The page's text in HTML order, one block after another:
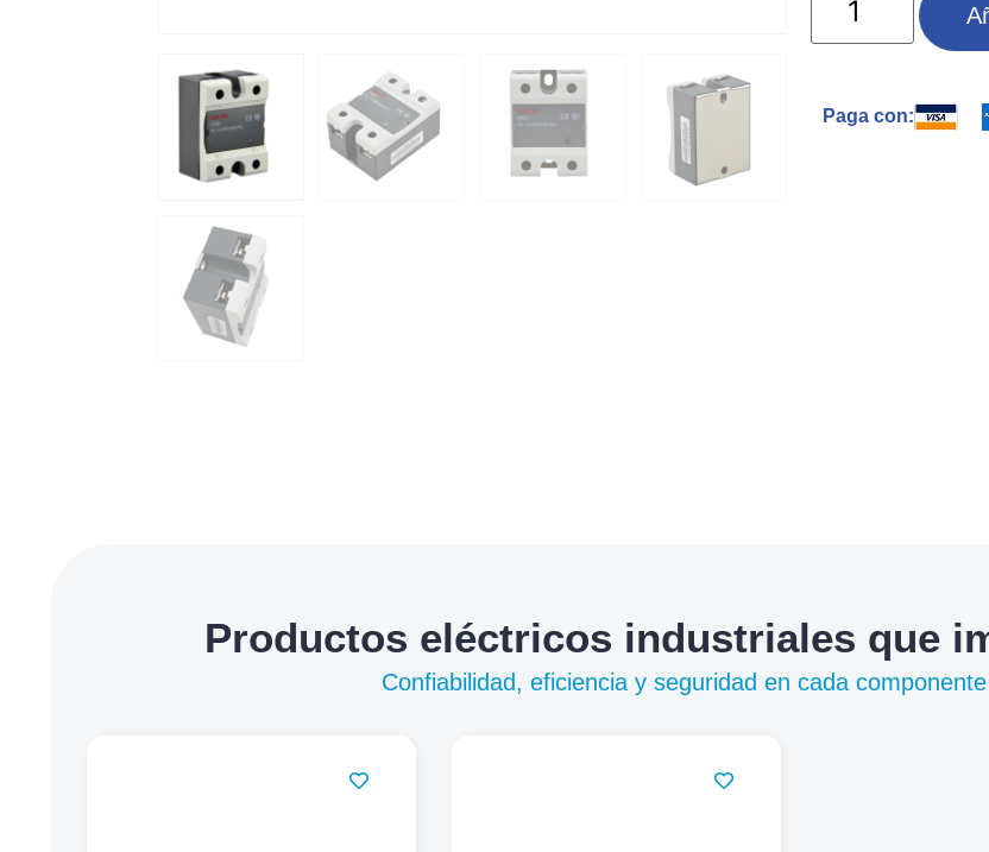
Paga con:
Productos eléctricos industriales que
Confiabilidad, eficiencia y seguridad en cada